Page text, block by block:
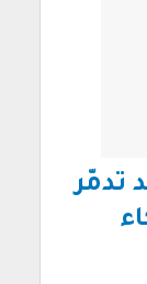
تدمّر